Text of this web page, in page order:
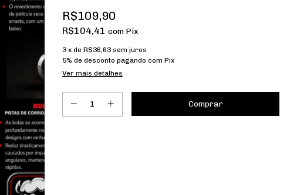
R$109,90
R$104,41 com Pix
3 x de R$36,63 sem juros
5% de desconto pagando com Pix
Ver mais detalhes